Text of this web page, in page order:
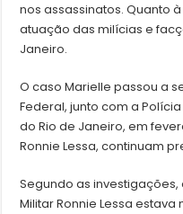
nos assassinatos. Quanto
atuação das milícias e
Janeiro.
O caso Marielle passou a
Federal, junto com a
do Rio de Janeiro, em
Ronnie Lessa, continuam
Segundo as
Militar Ronnie Lessa